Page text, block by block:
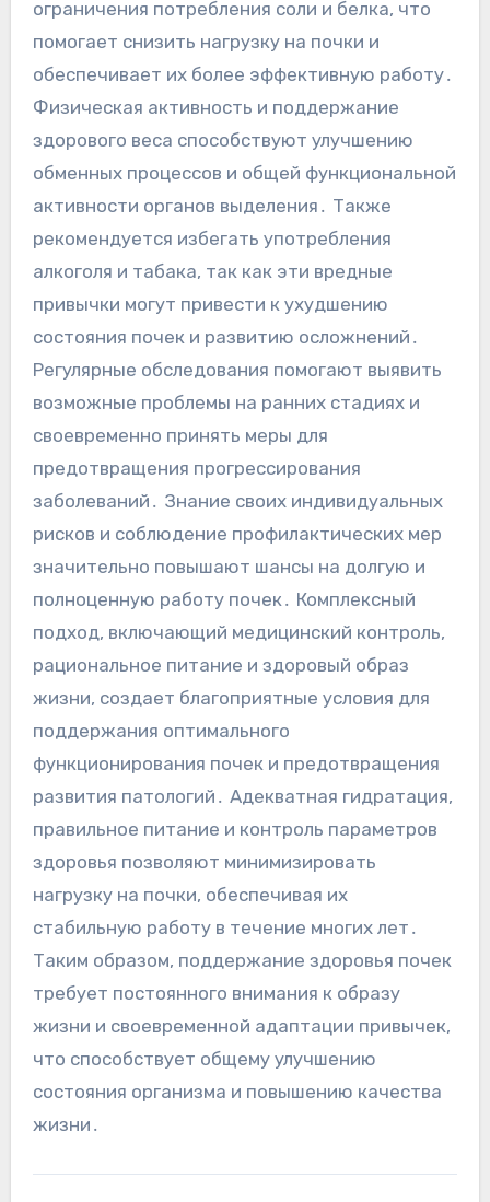
ограничения потребления соли и белка, что
помогает снизить нагрузку на почки и
обеспечивает их более эффективную работу․
Физическая активность и поддержание
здорового веса способствуют улучшению
обменных процессов и общей функциональной
активности органов выделения․ Также
рекомендуется избегать употребления
алкоголя и табака, так как эти вредные
привычки могут привести к ухудшению
состояния почек и развитию осложнений․
Регулярные обследования помогают выявить
возможные проблемы на ранних стадиях и
своевременно принять меры для
предотвращения прогрессирования
заболеваний․ Знание своих индивидуальных
рисков и соблюдение профилактических мер
значительно повышают шансы на долгую и
полноценную работу почек․ Комплексный
подход, включающий медицинский контроль,
рациональное питание и здоровый образ
жизни, создает благоприятные условия для
поддержания оптимального
функционирования почек и предотвращения
развития патологий․ Адекватная гидратация,
правильное питание и контроль параметров
здоровья позволяют минимизировать
нагрузку на почки, обеспечивая их
стабильную работу в течение многих лет․
Таким образом, поддержание здоровья почек
требует постоянного внимания к образу
жизни и своевременной адаптации привычек,
что способствует общему улучшению
состояния организма и повышению качества
жизни․